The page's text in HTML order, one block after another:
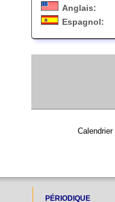
Anglais:
Espagnol:
PÉRIODIQUE